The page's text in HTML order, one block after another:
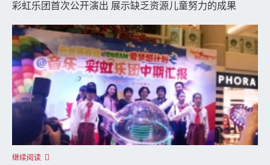
彩虹乐团首次公开演出 展示缺乏资源儿童努力的成果
继续阅读